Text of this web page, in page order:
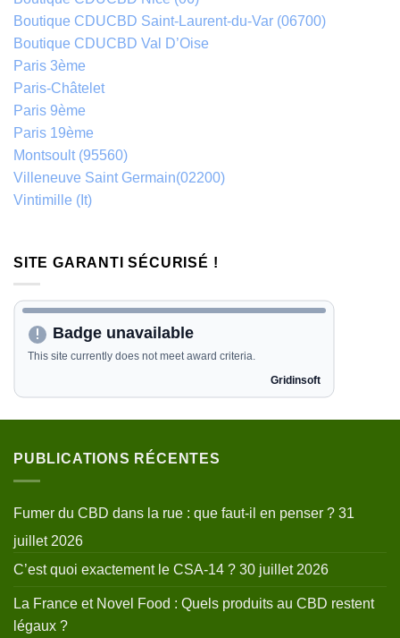
Boutique CDUCBD Saint-Laurent-du-Var (06700)
Boutique CDUCBD Val D’Oise
Paris 3ème
Paris-Châtelet
Paris 9ème
Paris 19ème
Montsoult (95560)
Villeneuve Saint Germain(02200)
Vintimille (It)
SITE GARANTI SÉCURISÉ !
PUBLICATIONS RÉCENTES
Fumer du CBD dans la rue : que faut-il en penser ? 31
juillet 2026
C’est quoi exactement le CSA-14 ? 30 juillet 2026
La France et Novel Food : Quels produits au CBD restent
légaux ?